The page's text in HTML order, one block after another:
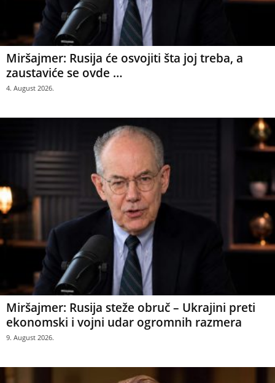
Miršajmer: Rusija će osvojiti šta joj treba, a
zaustaviće se ovde …
4. August 2026.
Miršajmer: Rusija steže obruč – Ukrajini preti
ekonomski i vojni udar ogromnih razmera
9. August 2026.